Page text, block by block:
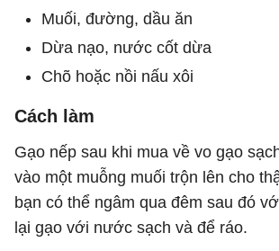
Muối, đường, dầu ăn
Dừa nạo, nước cốt dừa
Chõ hoặc nồi nấu xôi
Cách làm
Gạo nếp sau khi mua về vo gạo
vào một muỗng muối trộn lên cho
bạn có thể ngâm qua đêm sau đó
lại gạo với nước sạch và để ráo.